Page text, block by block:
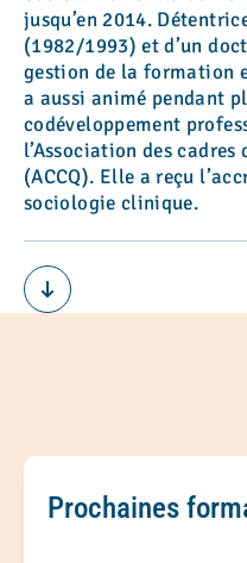
jusqu’en 2014.
(1982/1993) et d’un
gestion de la formation
a aussi animé pendant
codéveloppement
l’Association des cadres
(ACCQ). Elle a reçu
sociologie clinique.
Prochaines